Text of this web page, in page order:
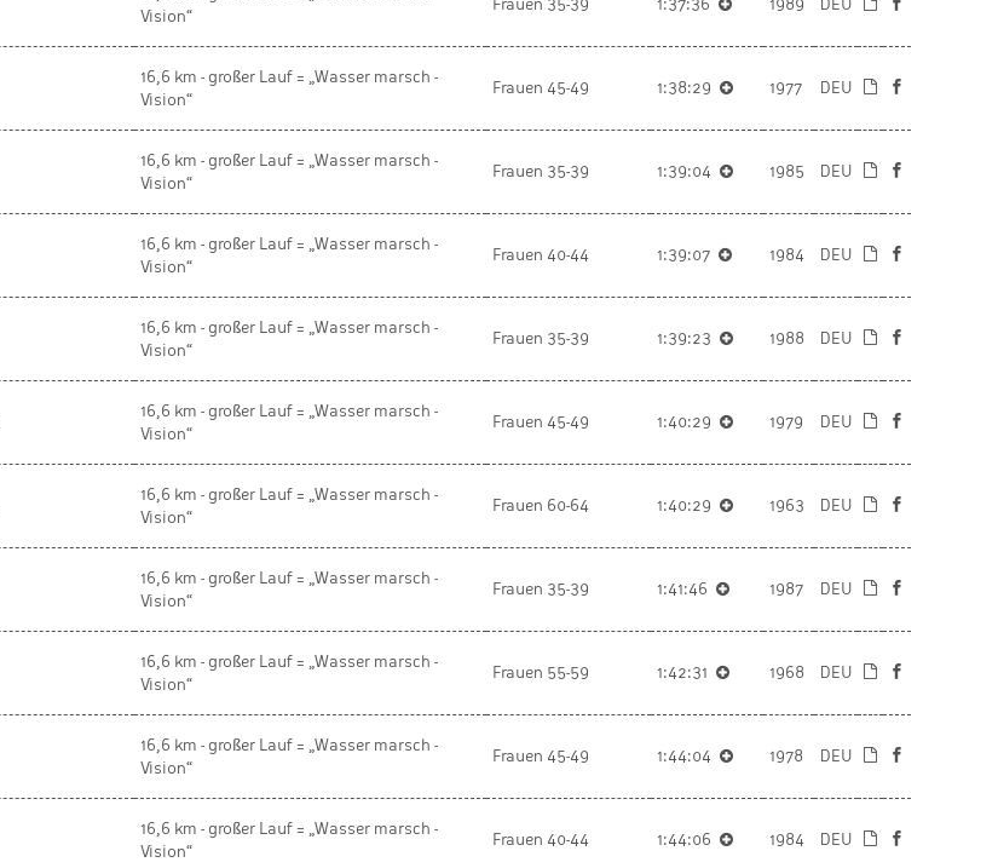
Vision“
Frauen 35-39 1:37:36 1989 DEU
16,6 km - großer Lauf = „Wasser marsch -
Vision“
Frauen 45-49 1:38:29 1977 DEU
16,6 km - großer Lauf = „Wasser marsch -
Vision“
Frauen 35-39 1:39:04 1985 DEU
16,6 km - großer Lauf = „Wasser marsch -
Vision“
Frauen 40-44 1:39:07 1984 DEU
16,6 km - großer Lauf = „Wasser marsch -
Vision“
Frauen 35-39 1:39:23 1988 DEU
16,6 km - großer Lauf = „Wasser marsch -
Vision“
Frauen 45-49 1:40:29 1979 DEU
16,6 km - großer Lauf = „Wasser marsch -
Vision“
Frauen 60-64 1:40:29 1963 DEU
16,6 km - großer Lauf = „Wasser marsch -
Vision“
Frauen 35-39 1:41:46 1987 DEU
16,6 km - großer Lauf = „Wasser marsch -
Vision“
Frauen 55-59 1:42:31 1968 DEU
16,6 km - großer Lauf = „Wasser marsch -
Vision“
Frauen 45-49 1:44:04 1978 DEU
16,6 km - großer Lauf = „Wasser marsch -
Vision“
Frauen 40-44 1:44:06 1984 DEU